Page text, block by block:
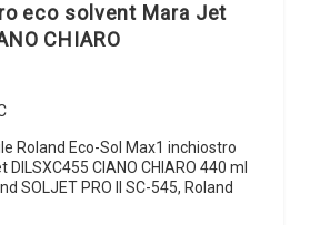
eco solvent Mara Jet
CHIARO
Roland Eco-Sol Max1 inchiostro
CIANO CHIARO 440 ml
SOLJET PRO II SC-545, Roland